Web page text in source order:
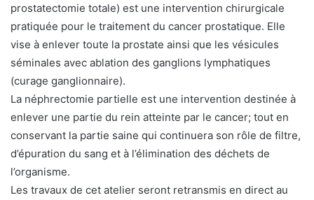
prostatectomie totale) est une intervention chirurgicale
pratiquée pour le traitement du cancer prostatique. Elle
vise à enlever toute la prostate ainsi que les vésicules
séminales avec ablation des ganglions lymphatiques
(curage ganglionnaire).
La néphrectomie partielle est une intervention destinée à
enlever une partie du rein atteinte par le cancer; tout en
conservant la partie saine qui continuera son rôle de filtre,
d’épuration du sang et à l’élimination des déchets de
l’organisme.
Les travaux de cet atelier seront retransmis en direct au